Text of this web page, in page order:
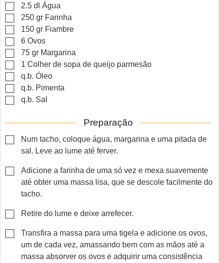
▢
2.5 dl Água
▢
250 gr Farinha
▢
150 gr Fiambre
▢
6 Ovos
▢
75 gr Margarina
▢
1 Colher de sopa de queijo parmesão
▢
q.b. Óleo
▢
q.b. Pimenta
▢
q.b. Sal
Preparação
▢
Num tacho, coloque água, margarina e uma pitada de
sal. Leve ao lume até ferver.
▢
Adicione a farinha de uma só vez e mexa suavemente
até obter uma massa lisa, que se descole facilmente do
tacho.
▢
Retire do lume e deixe arrefecer.
▢
Transfira a massa para uma tigela e adicione os ovos,
um de cada vez, amassando bem com as mãos até a
massa absorver os ovos e adquirir uma consistência